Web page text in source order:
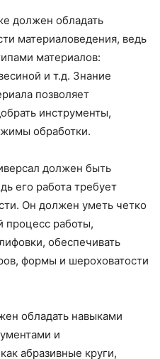
должен обладать
материаловедения, ведь
материалов:
и т.д. Знание
позволяет
инструменты,
обработки.
должен быть
его работа требует
Он должен уметь четко
процесс работы,
обеспечивать
формы и шероховатости
обладать навыками
и
абразивные круги,